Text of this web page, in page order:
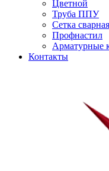
Цветной
Труба ППУ
Сетка сварная
Профнастил
Арматурные
Контакты